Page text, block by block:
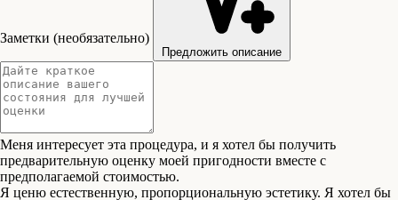
Лифтинг лба
Контурная пластика губ
Лифтинг средней трети лица
Коррекция ушей (Отопластика)
Заметки (необязательно)
Предложить описание
Меня интересует эта процедура, и я хотел бы получить
предварительную оценку моей пригодности вместе с
предполагаемой стоимостью.
Я ценю естественную, пропорциональную эстетику. Я хотел бы